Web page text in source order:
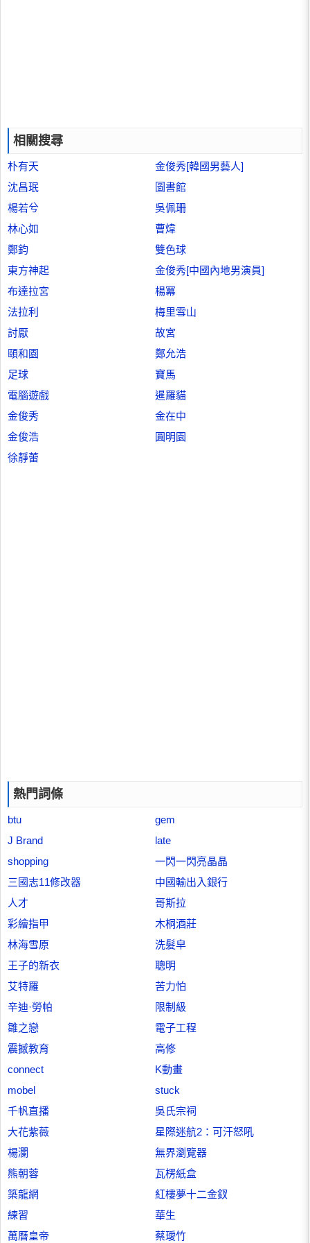
相關搜尋
朴有天
金俊秀[韓國男藝人]
沈昌珉
圖書館
楊若兮
吳佩珊
林心如
曹煒
鄭鈞
雙色球
東方神起
金俊秀[中國內地男演員]
布達拉宮
楊冪
法拉利
梅里雪山
討厭
故宮
頤和園
鄭允浩
足球
寶馬
電腦遊戲
暹羅貓
金俊秀
金在中
金俊浩
圓明園
徐靜蕾
熱門詞條
btu
gem
J Brand
late
shopping
一閃一閃亮晶晶
三國志11修改器
中國輸出入銀行
人才
哥斯拉
彩繪指甲
木桐酒莊
林海雪原
洗髮皁
王子的新衣
聰明
艾特羅
苦力怕
辛迪·勞帕
限制級
雛之戀
電子工程
震撼教育
高修
connect
K動畫
mobel
stuck
千帆直播
吳氏宗祠
大花紫薇
星際迷航2：可汗怒吼
楊瀾
無界瀏覽器
熊朝蓉
瓦楞紙盒
築龍網
紅樓夢十二金釵
練習
華生
萬曆皇帝
蔡璦竹